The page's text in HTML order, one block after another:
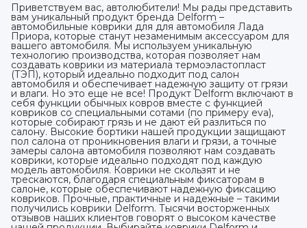
Приветствуем вас, автолюбители! Мы рады представить
вам уникальный продукт бренда Delform –
автомобильные коврики для для автомобиля Лада
Приора, которые станут незаменимым аксессуаром для
вашего автомобиля. Мы используем уникальную
технологию производства, которая позволяет нам
создавать коврики из материала термоэластопласт
(ТЭП), который идеально подходит под салон
автомобиля и обеспечивает надежную защиту от грязи
и влаги. Но это еще не все! Продукт Delform включают в
себя функции обычных ковров вместе с функцией
ковриков со специальными сотами (по примеру eva),
которые собирают грязь и не дают ей разлиться по
салону. Высокие бортики нашей продукции защищают
пол салона от проникновения влаги и грязи, а точные
замеры салона автомобиля позволяют нам создавать
коврики, которые идеально подходят под каждую
модель автомобиля. Коврики не скользят и не
трескаются, благодаря специальным фиксаторам в
салоне, которые обеспечивают надежную фиксацию
ковриков. Прочные, практичные и надежные – такими
получились коврики Delform. Тысячи восторженных
отзывов наших клиентов говорят о высоком качестве